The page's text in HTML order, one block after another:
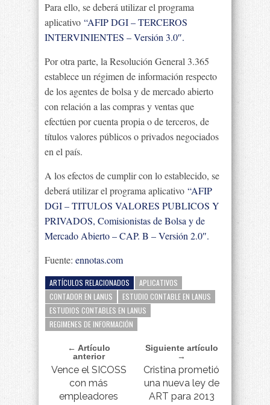
Para ello, se deberá utilizar el programa
aplicativo “AFIP DGI – TERCEROS
INTERVINIENTES – Versión 3.0″.
Por otra parte, la Resolución General 3.365
establece un régimen de información respecto
de los agentes de bolsa y de mercado abierto
con relación a las compras y ventas que
efectúen por cuenta propia o de terceros, de
títulos valores públicos o privados negociados
en el país.
A los efectos de cumplir con lo establecido, se
deberá utilizar el programa aplicativo “AFIP
DGI – TITULOS VALORES PUBLICOS Y
PRIVADOS, Comisionistas de Bolsa y de
Mercado Abierto – CAP. B – Versión 2.0″.
Fuente: ennotas.com
ARTÍCULOS RELACIONADOS
APLICATIVOS
CONTADOR EN LANUS
ESTUDIO CONTABLE EN LANUS
ESTUDIOS CONTABLES EN LANUS
REGIMENES DE INFORMACIÓN
← Artículo
anterior
Vence el SICOSS
con más
empleadores
Siguiente artículo
→
Cristina prometió
una nueva ley de
ART para 2013